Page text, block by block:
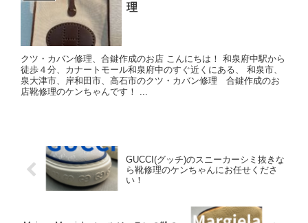
理
クツ・カバン修理、合鍵作成のお店 こんにちは！ 和泉府中駅から
徒歩４分、カナートモール和泉府中のすぐ近くにある、 和泉市、
泉大津市、岸和田市、高石市のクツ・カバン修理 合鍵作成のお
店靴修理のケンちゃんです！ ...
GUCCI(グッチ)のスニーカーシミ抜きな
ら靴修理のケンちゃんにお任せくださ
い！